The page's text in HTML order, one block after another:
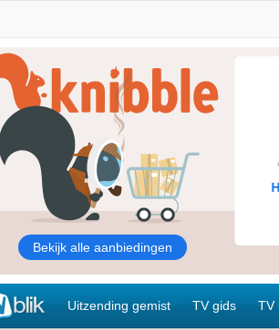
Uitzending gemist TV gids TV